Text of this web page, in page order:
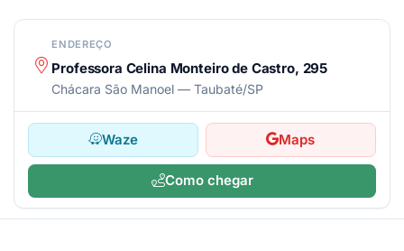
ENDEREÇO
Professora Celina Monteiro de Castro, 295
Chácara São Manoel — Taubaté/SP
Waze Maps
Como chegar